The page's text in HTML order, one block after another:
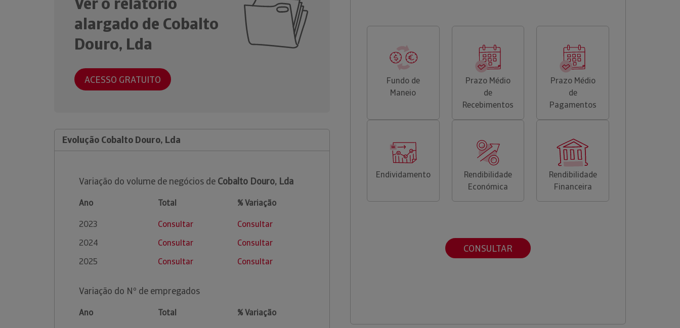
alargado de Cobalto
Douro, Lda
ACESSO GRATUITO
Evolução Cobalto Douro, Lda
Variação do volume de negócios de Cobalto Douro, Lda
Ano Total
% Variação
2023
Consultar
Consultar
2024
Consultar
Consultar
2025
Consultar Consultar
Variação do Nº de empregados
Ano Total
% Variação
Fundo de
Maneio
Prazo Médio
de
Recebimentos
Prazo Médio
de
Pagamentos
Endividamento
Rendibilidade
Económica
Rendibilidade
Financeira
CONSULTAR